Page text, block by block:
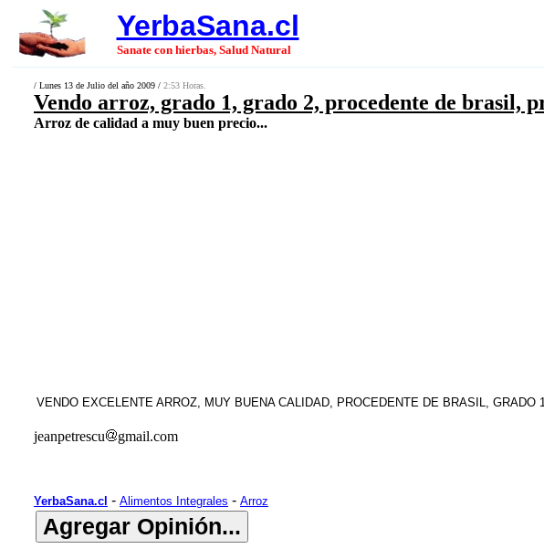
YerbaSana.cl
Sanate con hierbas, Salud Natural
/ Lunes 13 de Julio del año 2009 / 2:53 Horas.
Vendo arroz, grado 1, grado 2, procedente de brasil,
Arroz de calidad a muy buen precio...
VENDO EXCELENTE ARROZ, MUY BUENA CALIDAD, PROCEDENTE DE BRASIL,
jeanpetrescu gmail.com
YerbaSana.cl - Alimentos Integrales - Arroz